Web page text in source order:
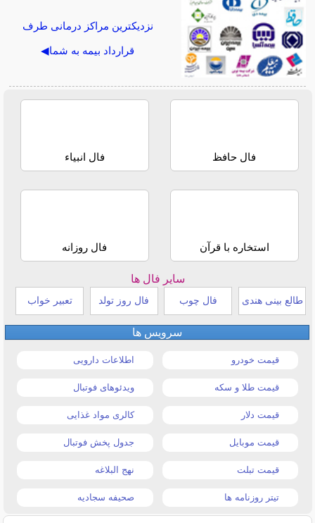
نزدیکترین مراکز درمانی طرف
قرارداد بیمه به شما◀
فال حافظ فال انبیاء
استخاره با قرآن فال روزانه
سایر فال ها
طالع بینی هندی فال چوب فال روز تولد تعبیر خواب
سرویس ها
قیمت خودرو اطلاعات دارویی
قیمت طلا و سکه ویدئوهای فوتبال
قیمت دلار کالری مواد غذایی
قیمت موبایل جدول پخش فوتبال
قیمت تبلت نهج البلاغه
تیتر روزنامه ها صحیفه سجادیه